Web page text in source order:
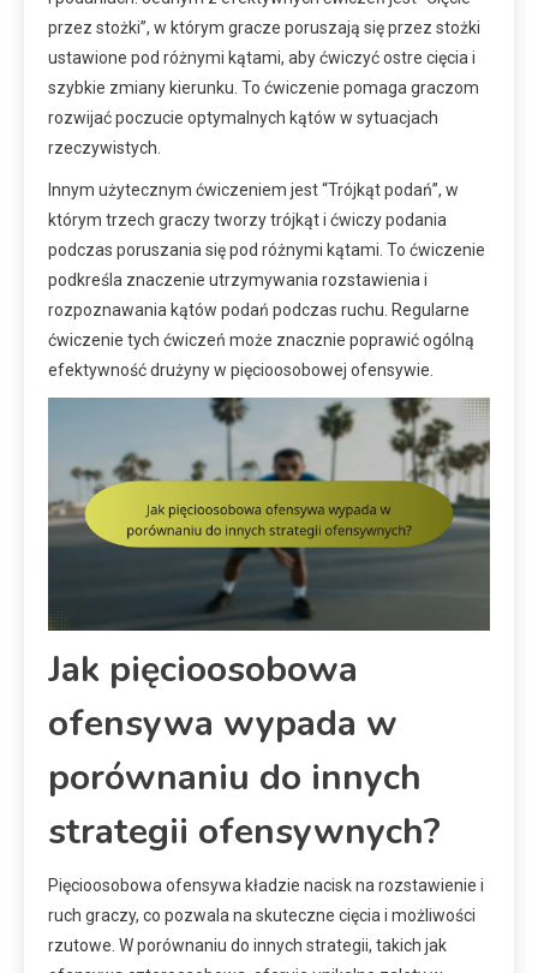
przez stożki”, w którym gracze poruszają się przez stożki
ustawione pod różnymi kątami, aby ćwiczyć ostre cięcia i
szybkie zmiany kierunku. To ćwiczenie pomaga graczom
rozwijać poczucie optymalnych kątów w sytuacjach
rzeczywistych.
Innym użytecznym ćwiczeniem jest “Trójkąt podań”, w
którym trzech graczy tworzy trójkąt i ćwiczy podania
podczas poruszania się pod różnymi kątami. To ćwiczenie
podkreśla znaczenie utrzymywania rozstawienia i
rozpoznawania kątów podań podczas ruchu. Regularne
ćwiczenie tych ćwiczeń może znacznie poprawić ogólną
efektywność drużyny w pięcioosobowej ofensywie.
Jak pięcioosobowa
ofensywa wypada w
porównaniu do innych
strategii ofensywnych?
Pięcioosobowa ofensywa kładzie nacisk na rozstawienie i
ruch graczy, co pozwala na skuteczne cięcia i możliwości
rzutowe. W porównaniu do innych strategii, takich jak